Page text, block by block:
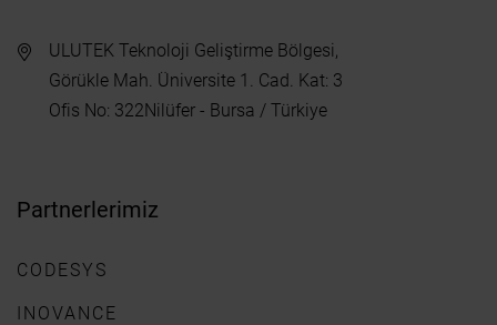
ULUTEK Teknoloji Geliştirme Bölgesi,
Görükle Mah. Üniversite 1. Cad. Kat: 3
Ofis No: 322Nilüfer - Bursa / Türkiye
Partnerlerimiz
CODESYS
INOVANCE